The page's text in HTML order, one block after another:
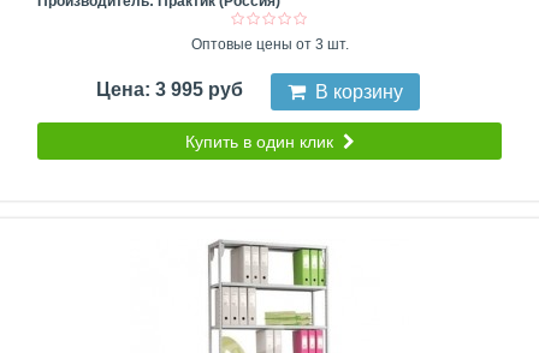
Оптовые цены от 3 шт.
Цена: 3 995 руб В корзину
Купить в один клик